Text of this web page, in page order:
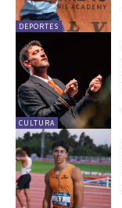
DEPORTES
CULTURA